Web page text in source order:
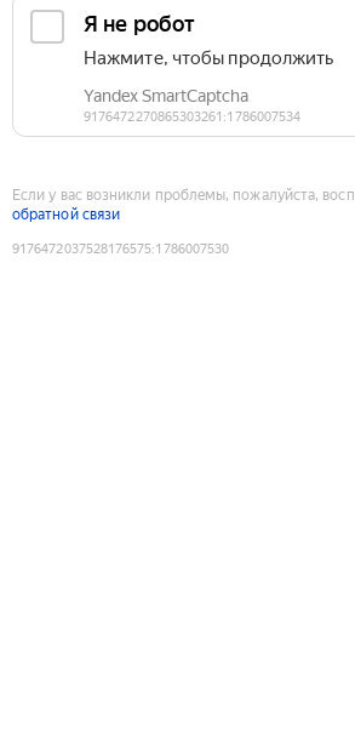
Если у вас возникли проблемы, пожалуйста,
обратной связи
9176472037528176575:1786007530